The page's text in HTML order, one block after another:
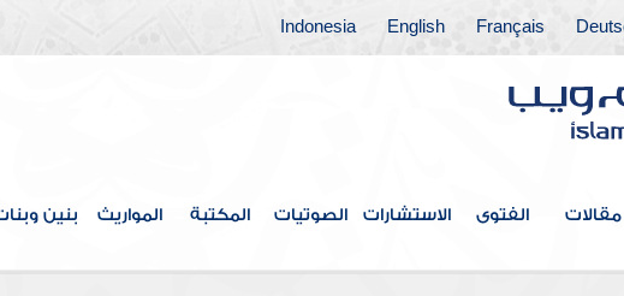
Français
English
Indonesia
مقالات الفتوى الاستشارات الصوتيات المكتبة المواريث بنين